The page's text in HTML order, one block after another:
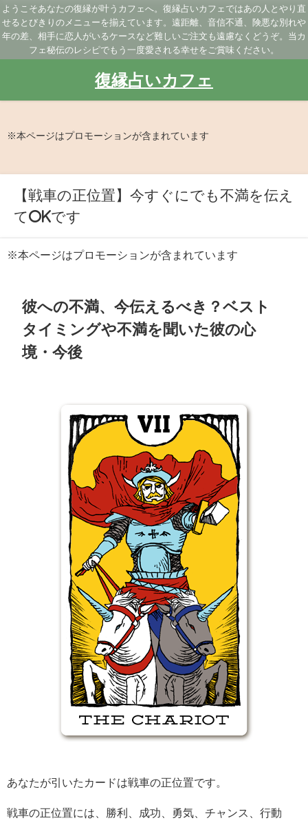
ようこそあなたの復縁が叶うカフェへ。復縁占いカフェではあの人とやり直
せるとびきりのメニューを揃えています。遠距離、音信不通、険悪な別れや
年の差、相手に恋人がいるケースなど難しいご注文も遠慮なくどうぞ。当カ
フェ秘伝のレシピでもう一度愛される幸せをご賞味ください。
復縁占いカフェ
※本ページはプロモーションが含まれています
【戦車の正位置】今すぐにでも不満を伝え
てOKです
※本ページはプロモーションが含まれています
彼への不満、今伝えるべき？ベスト
タイミングや不満を聞いた彼の心
境・今後
あなたが引いたカードは戦車の正位置です。
戦車の正位置には、勝利、成功、勇気、チャンス、行動